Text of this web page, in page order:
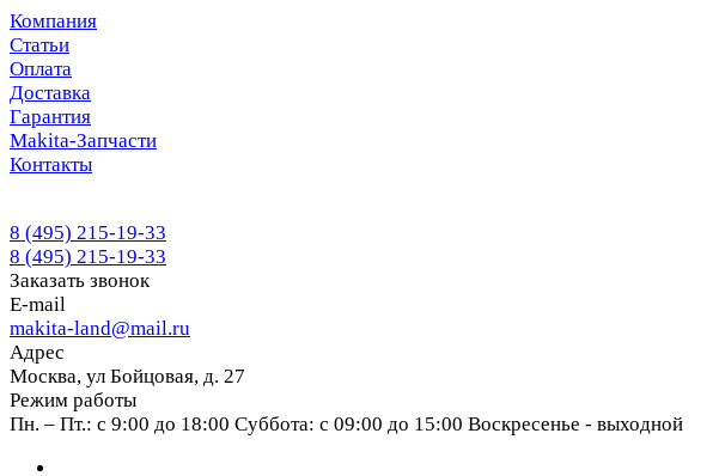
Компания
Статьи
Оплата
Доставка
Гарантия
Makita-Запчасти
Контакты
8 (495) 215-19-33
8 (495) 215-19-33
Заказать звонок
E-mail
makita-land@mail.ru
Адрес
Москва, ул Бойцовая, д. 27
Режим работы
Пн. – Пт.: с 9:00 до 18:00 Суббота: с 09:00 до 15:00 Воскресенье - выходной